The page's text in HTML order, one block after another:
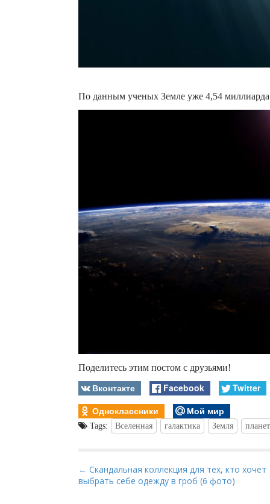
По данным ученых Земле уже 4,54 миллиарда
Поделитесь этим постом с друзьями!
Вконтакте Facebook
Twitter
Одноклассники
Мой мир
Tags: Вселенная галактика Земля
P
o
← Скандальная коллекция для тех, кто хочет
выбрать себе одежду в гроб (6 фото)